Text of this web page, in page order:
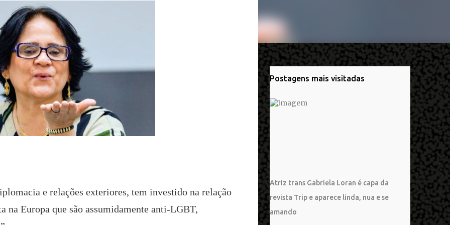
e relações exteriores, tem investido na relação
Europa que são assumidamente anti-LGBT,
Postagens mais visitadas
Atriz trans Gabriela Loran é capa da
revista Trip e aparece linda, nua e se
amando